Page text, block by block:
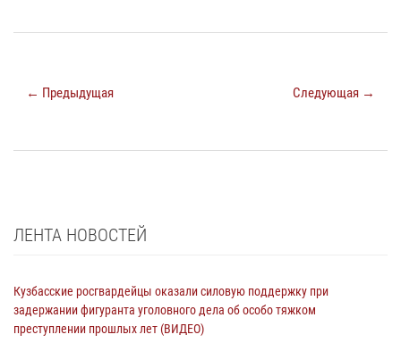
← Предыдущая Следующая →
ЛЕНТА НОВОСТЕЙ
Кузбасские росгвардейцы оказали силовую поддержку при
задержании фигуранта уголовного дела об особо тяжком
преступлении прошлых лет (ВИДЕО)